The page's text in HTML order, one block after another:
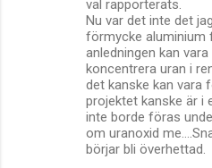
väl rapporterats.
Nu var det inte det
förmycke
anledningen kan
koncentrera uran i
det kanske kan vara
projektet kanske är i
inte borde föras
om uranoxid
börjar bli överhettad.